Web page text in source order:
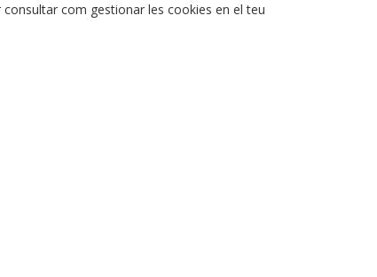
com gestionar les cookies en el teu